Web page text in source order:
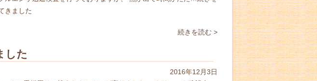
きました
続きを読む >
した
2016年12月3日